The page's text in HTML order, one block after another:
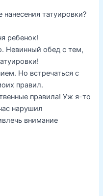
нанесения татуировки?
ребенок!
Невинный обед с тем,
Но встречаться с
правил.
правила! Уж я-то
нарушил
внимание